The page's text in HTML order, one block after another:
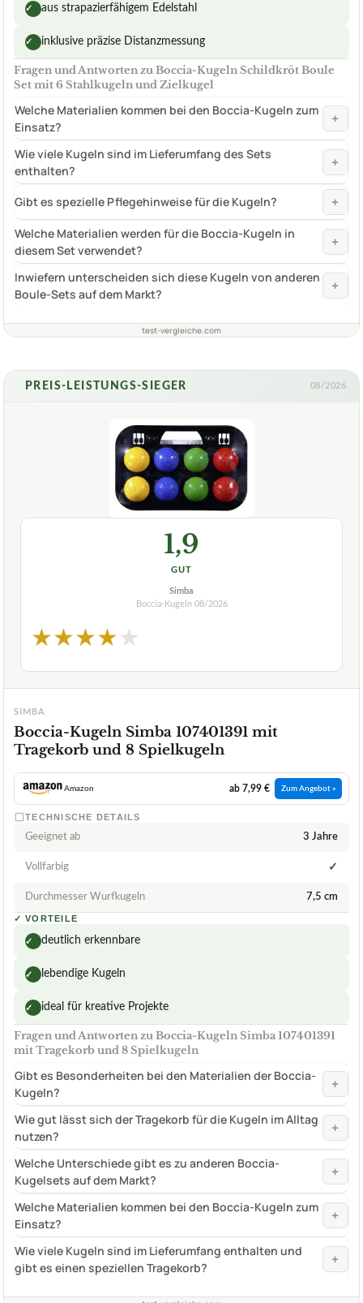
✓ aus strapazierfähigem Edelstahl
✓ inklusive präzise Distanzmessung
Fragen und Antworten zu Boccia-Kugeln Schildkröt Boule
Set mit 6 Stahlkugeln und Zielkugel
Welche Materialien kommen bei den Boccia-Kugeln zum
Einsatz?
+
Wie viele Kugeln sind im Lieferumfang des Sets
enthalten?
+
Gibt es spezielle Pflegehinweise für die Kugeln? +
Welche Materialien werden für die Boccia-Kugeln in
diesem Set verwendet?
+
Inwiefern unterscheiden sich diese Kugeln von anderen
Boule-Sets auf dem Markt?
+
test-vergleiche.com
PREIS-LEISTUNGS-SIEGER 08/2026
1,9
GUT
Simba
Boccia-Kugeln 08/2026
★★★★★
SIMBA
Boccia-Kugeln Simba 107401391 mit
Tragekorb und 8 Spielkugeln
Amazon ab 7,99 € Zum Angebot »
TECHNISCHE DETAILS
Geeignet ab 3 Jahre
Vollfarbig ✓
Durchmesser Wurfkugeln 7,5 cm
✓ VORTEILE
✓ deutlich erkennbare
✓ lebendige Kugeln
✓ ideal für kreative Projekte
Fragen und Antworten zu Boccia-Kugeln Simba 107401391
mit Tragekorb und 8 Spielkugeln
Gibt es Besonderheiten bei den Materialien der Boccia-
Kugeln?
+
Wie gut lässt sich der Tragekorb für die Kugeln im Alltag
nutzen?
+
Welche Unterschiede gibt es zu anderen Boccia-
Kugelsets auf dem Markt?
+
Welche Materialien kommen bei den Boccia-Kugeln zum
Einsatz?
+
Wie viele Kugeln sind im Lieferumfang enthalten und
gibt es einen speziellen Tragekorb?
+